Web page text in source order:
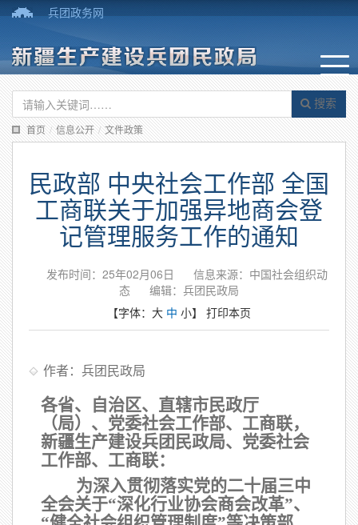
兵团政务网
搜索
首页 / 信息公开 / 文件政策
民政部 中央社会工作部 全国
工商联关于加强异地商会登
记管理服务工作的通知
发布时间：25年02月06日
信息来源：中国社会组织动
态
编辑：兵团民政局
【字体： 大 中 小】 打印本页
作者：兵团民政局
各省、自治区、直辖市民政厅
（局）、党委社会工作部、工商联，
新疆生产建设兵团民政局、党委社会
工作部、工商联：
为深入贯彻落实党的二十届三中
全会关于“深化行业协会商会改革”、